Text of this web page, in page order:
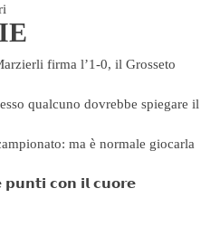
firma l’1-0, il Grosseto
qualcuno dovrebbe spiegare il
ma è normale giocarla
𝗰𝗼𝗻 𝗶𝗹 𝗰𝘂𝗼𝗿𝗲